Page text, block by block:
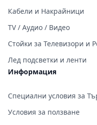
Кабели и Накрайници
TV / Аудио / Видео
Стойки за Телевизори и
Лед подсветки и ленти
Информация
Специални условия за
Условия за ползване